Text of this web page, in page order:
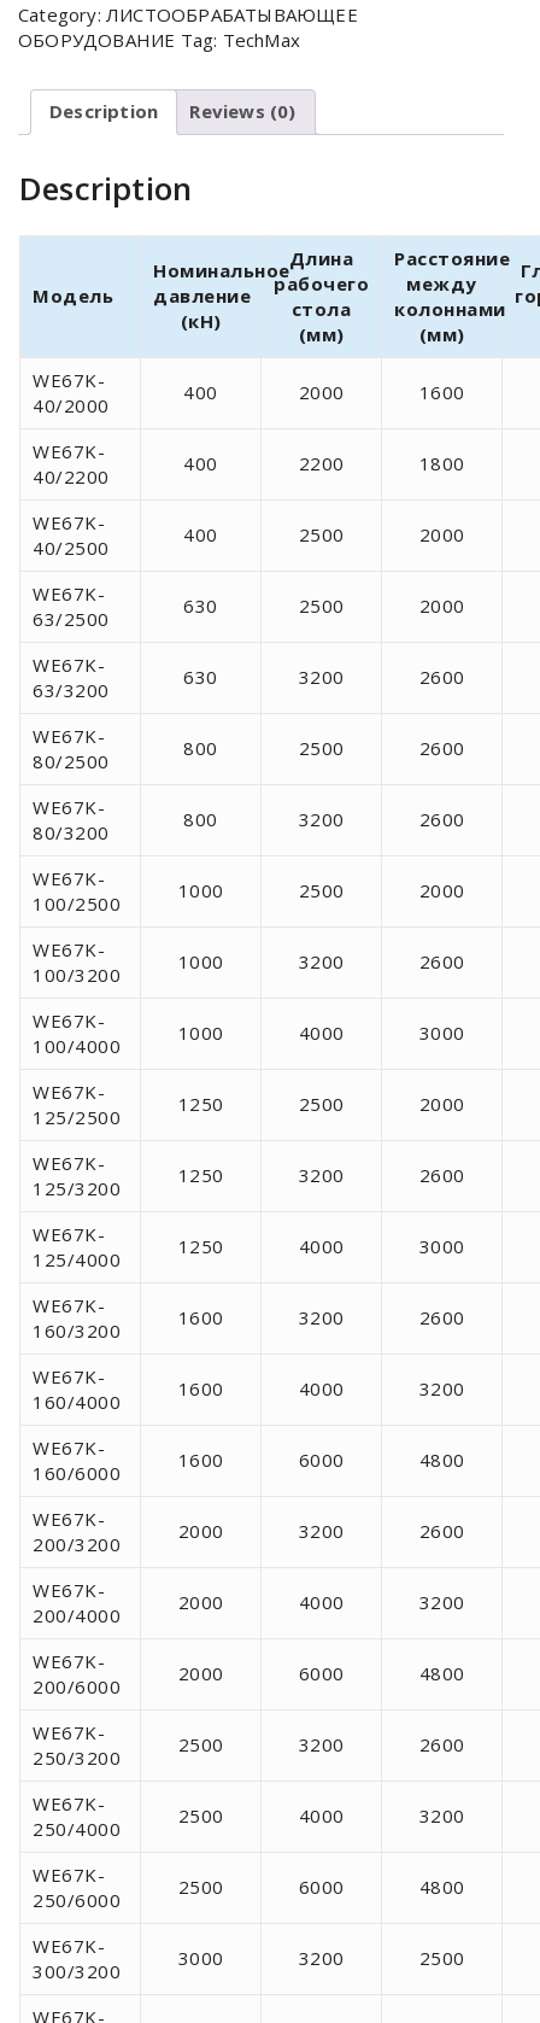
Category: ЛИСТООБРАБАТЫВАЮЩЕЕ
ОБОРУДОВАНИЕ Tag: TechMax
Description Reviews (0)
Description
Модель
Номинальное
давление
(кН)
Длина
рабочего
стола
(мм)
Расстояние
между
колоннами
(мм)
WE67K-
40/2000
400 2000 1600
WE67K-
40/2200
400 2200 1800
WE67K-
40/2500
400 2500 2000
WE67K-
63/2500
630 2500 2000
WE67K-
63/3200
630 3200 2600
WE67K-
80/2500
800 2500 2600
WE67K-
80/3200
800 3200 2600
WE67K-
100/2500
1000 2500 2000
WE67K-
100/3200
1000 3200 2600
WE67K-
100/4000
1000 4000 3000
WE67K-
125/2500
1250 2500 2000
WE67K-
125/3200
1250 3200 2600
WE67K-
125/4000
1250 4000 3000
WE67K-
160/3200
1600 3200 2600
WE67K-
160/4000
1600 4000 3200
WE67K-
160/6000
1600 6000 4800
WE67K-
200/3200
2000 3200 2600
WE67K-
200/4000
2000 4000 3200
WE67K-
200/6000
2000 6000 4800
WE67K-
250/3200
2500 3200 2600
WE67K-
250/4000
2500 4000 3200
WE67K-
250/6000
2500 6000 4800
WE67K-
300/3200
3000 3200 2500
WE67K-